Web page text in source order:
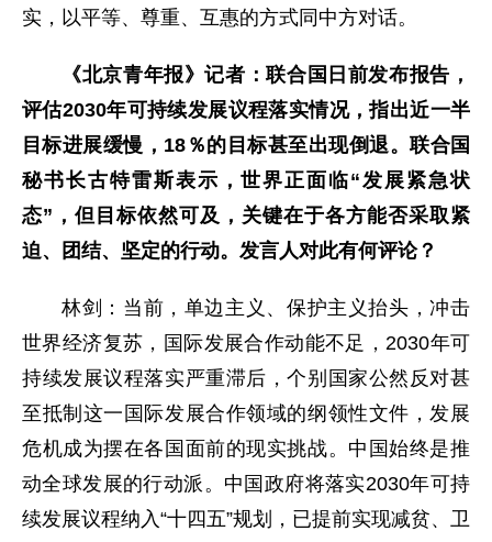
实，以平等、尊重、互惠的方式同中方对话。
《北京青年报》记者：联合国日前发布报告，
评估2030年可持续发展议程落实情况，指出近一半
目标进展缓慢，18％的目标甚至出现倒退。联合国
秘书长古特雷斯表示，世界正面临“发展紧急状
态”，但目标依然可及，关键在于各方能否采取紧
迫、团结、坚定的行动。发言人对此有何评论？
林剑：当前，单边主义、保护主义抬头，冲击
世界经济复苏，国际发展合作动能不足，2030年可
持续发展议程落实严重滞后，个别国家公然反对甚
至抵制这一国际发展合作领域的纲领性文件，发展
危机成为摆在各国面前的现实挑战。中国始终是推
动全球发展的行动派。中国政府将落实2030年可持
续发展议程纳入“十四五”规划，已提前实现减贫、卫